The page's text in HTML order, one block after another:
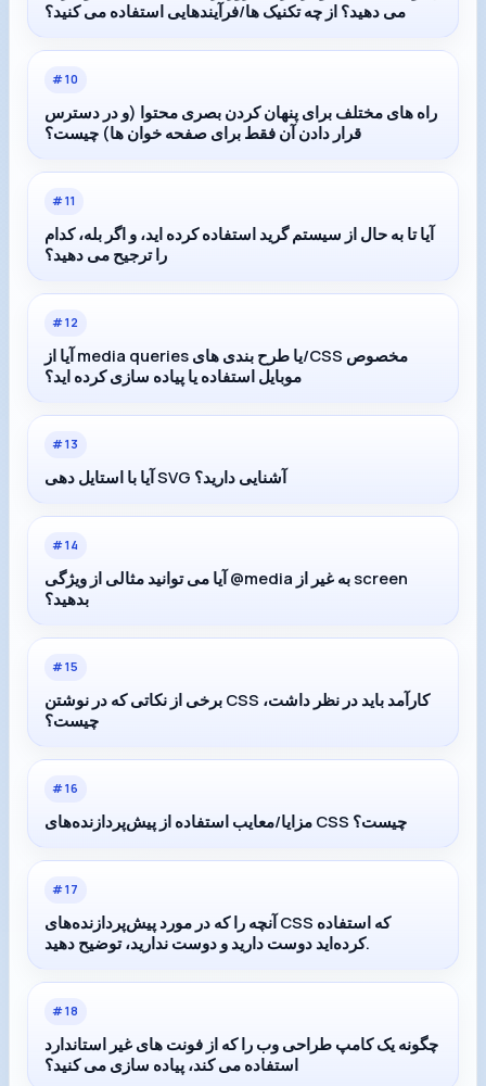
می دهید؟ از چه تکنیک ها/فرآیندهایی استفاده می کنید؟
#10
راه های مختلف برای پنهان کردن بصری محتوا (و در دسترس
قرار دادن آن فقط برای صفحه خوان ها) چیست؟
#11
آیا تا به حال از سیستم گرید استفاده کرده اید، و اگر بله، کدام
را ترجیح می دهید؟
#12
آیا از media queries یا طرح بندی های/CSS مخصوص
موبایل استفاده یا پیاده سازی کرده اید؟
#13
آیا با استایل دهی SVG آشنایی دارید؟
#14
آیا می توانید مثالی از ویژگی @media به غیر از screen
بدهید؟
#15
برخی از نکاتی که در نوشتن CSS کارآمد باید در نظر داشت،
چیست؟
#16
مزایا/معایب استفاده از پیش‌پردازنده‌های CSS چیست؟
#17
آنچه را که در مورد پیش‌پردازنده‌های CSS که استفاده
کرده‌اید دوست دارید و دوست ندارید، توضیح دهید.
#18
چگونه یک کامپ طراحی وب را که از فونت های غیر استاندارد
استفاده می کند، پیاده سازی می کنید؟